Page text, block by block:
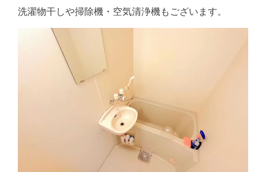
洗濯物干しや掃除機・空気清浄機もございます。